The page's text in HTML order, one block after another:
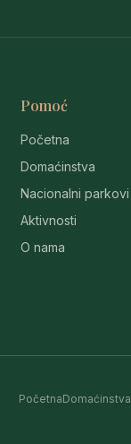
Pomoć
Početna
Domaćinstva
Nacionalni parkovi
Aktivnosti
O nama
PočetnaDomaćinstva